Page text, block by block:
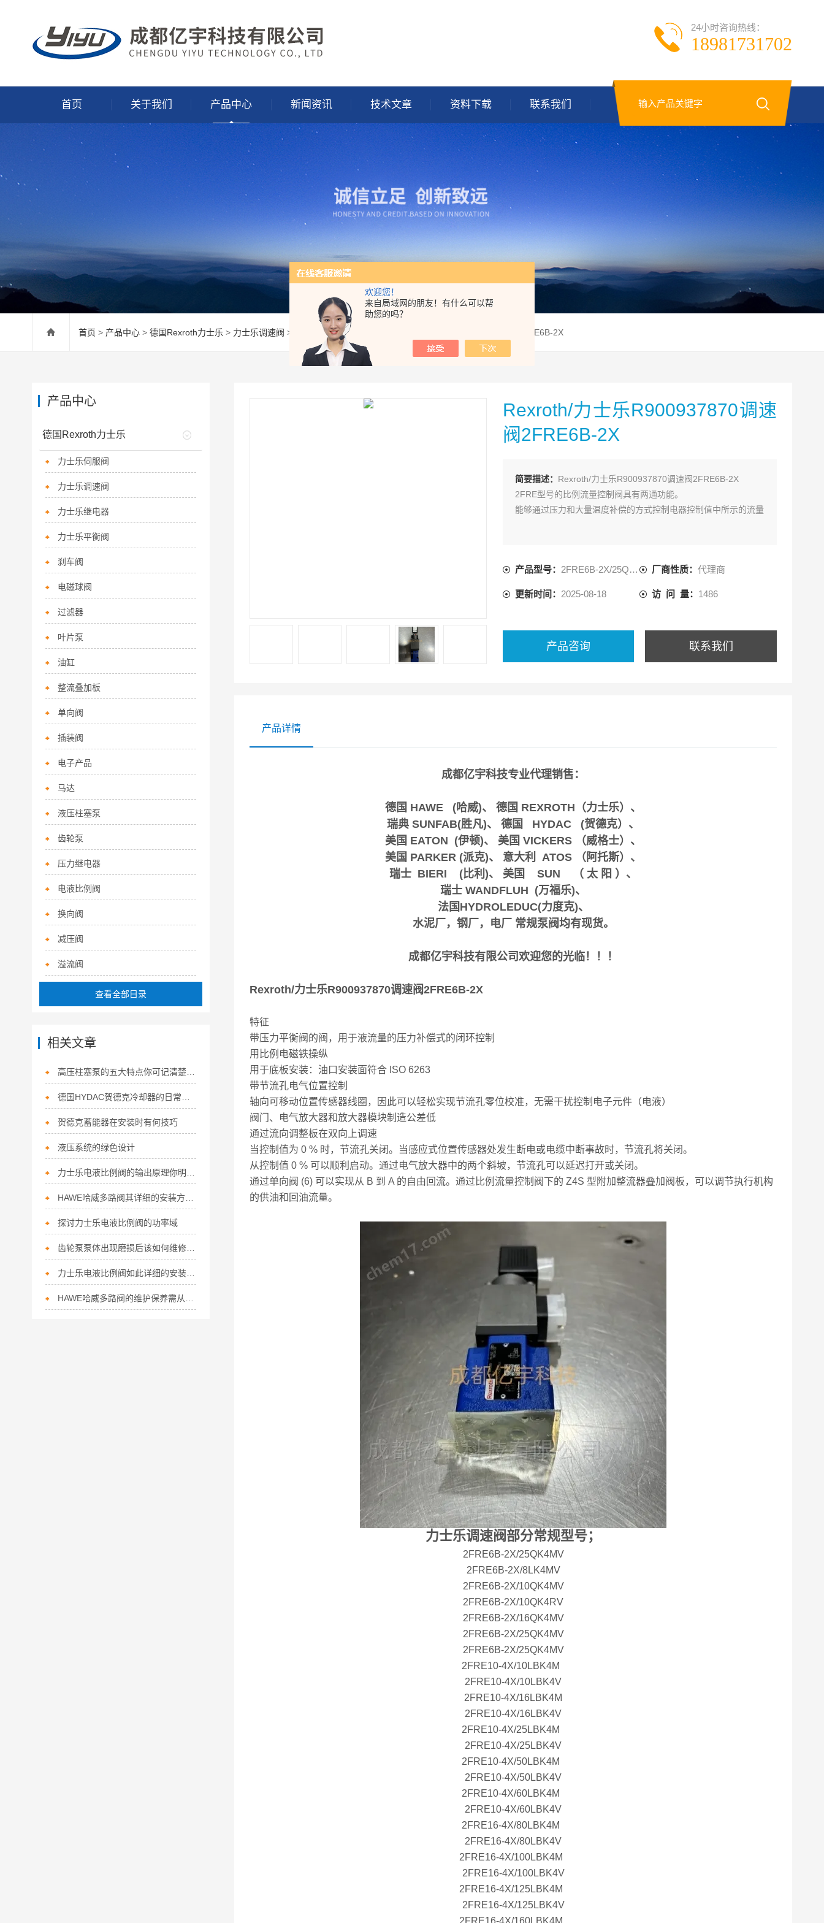
欢迎您！
来自局域网的朋友！有什么可以帮
助您的吗？
24小时咨询热线：
18981731702
首页 关于我们 产品中心 新闻资讯 技术文章 资料下载 联系我们
首页 > 产品中心 > 德国Rexroth力士乐 > 力士乐调速阀 > 2FRE6B-2X/25QK4MVRexroth/力士乐R900937870调速阀2FRE6B-2X
Rexroth/力士乐R900937870调速
阀2FRE6B-2X
简要描述： Rexroth/力士乐R900937870调速阀2FRE6B-2X
2FRE型号的比例流量控制阀具有两通功能。
能够通过压力和大量温度补偿的方式控制电器控制值中所示的流量
产品型号： 2FRE6B-2X/25QK4MV 厂商性质：代理商
更新时间： 2025-08-18 访 问 量： 1486
产品咨询 联系我们
产品详情
成都亿宇科技专业代理销售：
德国 HAWE (哈威)、 德国 REXROTH（力士乐）、
瑞典 SUNFAB(胜凡)、 德国 HYDAC (贺德克）、
美国 EATON (伊顿)、 美国 VICKERS （威格士）、
美国 PARKER (派克)、 意大利 ATOS （阿托斯）、
瑞士 BIERI (比利)、 美国 SUN （ 太 阳 ）、
瑞士 WANDFLUH (万福乐)、
法国HYDROLEDUC(力度克)、
水泥厂，钢厂，电厂 常规泵阀均有现货。
成都亿宇科技有限公司欢迎您的光临！！！
Rexroth/力士乐R900937870调速阀2FRE6B-2X
特征
带压力平衡阀的阀，用于液流量的压力补偿式的闭环控制
用比例电磁铁操纵
用于底板安装：油口安装面符合 ISO 6263
带节流孔电气位置控制
轴向可移动位置传感器线圈，因此可以轻松实现节流孔零位校准，无需干扰控制电子元件（电液）
阀门、电气放大器和放大器模块制造公差低
通过流向调整板在双向上调速
当控制值为 0 % 时，节流孔关闭。当感应式位置传感器处发生断电或电缆中断事故时，节流孔将关闭。
从控制值 0 % 可以顺利启动。通过电气放大器中的两个斜坡，节流孔可以延迟打开或关闭。
通过单向阀 (6) 可以实现从 B 到 A 的自由回流。通过比例流量控制阀下的 Z4S 型附加整流器叠加阀板，可以调节执行机构
的供油和回油流量。
力士乐调速阀部分常规型号；
2FRE6B-2X/25QK4MV
2FRE6B-2X/8LK4MV
2FRE6B-2X/10QK4MV
2FRE6B-2X/10QK4RV
2FRE6B-2X/16QK4MV
2FRE6B-2X/25QK4MV
2FRE6B-2X/25QK4MV
2FRE10-4X/10LBK4M
2FRE10-4X/10LBK4V
2FRE10-4X/16LBK4M
2FRE10-4X/16LBK4V
2FRE10-4X/25LBK4M
2FRE10-4X/25LBK4V
2FRE10-4X/50LBK4M
2FRE10-4X/50LBK4V
2FRE10-4X/60LBK4M
2FRE10-4X/60LBK4V
2FRE16-4X/80LBK4M
2FRE16-4X/80LBK4V
2FRE16-4X/100LBK4M
2FRE16-4X/100LBK4V
2FRE16-4X/125LBK4M
2FRE16-4X/125LBK4V
2FRE16-4X/160LBK4M
产品中心
德国Rexroth力士乐
力士乐伺服阀
力士乐调速阀
力士乐继电器
力士乐平衡阀
刹车阀
电磁球阀
过滤器
叶片泵
油缸
整流叠加板
单向阀
插装阀
电子产品
马达
液压柱塞泵
齿轮泵
压力继电器
电液比例阀
换向阀
减压阀
溢流阀
查看全部目录
相关文章
贺德克蓄能器在安装时有何技巧
液压系统的绿色设计
探讨力士乐电液比例阀的功率域
齿轮泵泵体出现磨损后该如何维修呢？
力士乐电液比例阀如此详细的安装指南，您竟然不知道？